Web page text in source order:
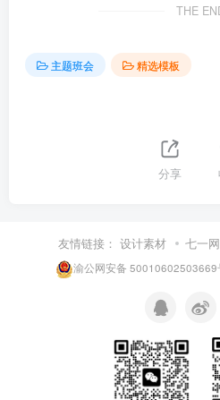
THE
主题班会 精选模板
分享
友情链接： 设计素材 七一网
渝公网安备 50010602503669